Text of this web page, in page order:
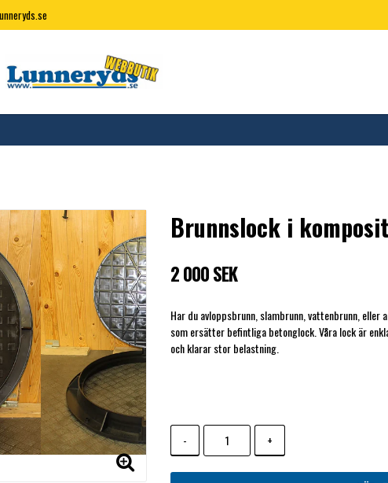
Brunnslock i
2 000 SEK
Har du avloppsbrunn, slambrunn, vattenbrunn, eller
som ersätter befintliga betonglock. Våra lock är
och klarar stor belastning.
- +